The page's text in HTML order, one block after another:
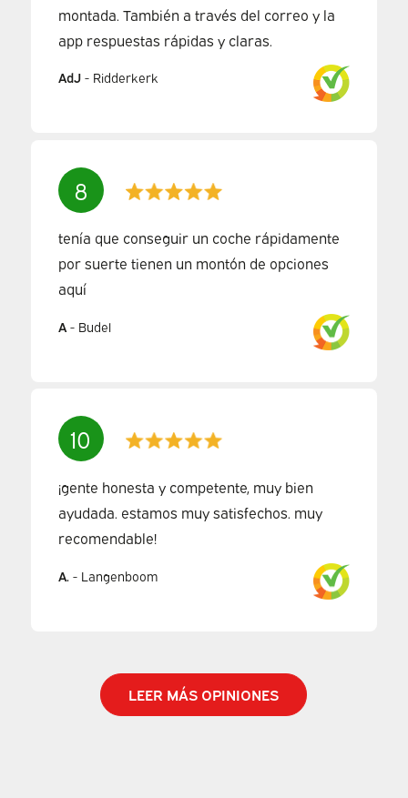
montada. También a través del correo y la
app respuestas rápidas y claras.
AdJ- Ridderkerk
8
tenía que conseguir un coche rápidamente
por suerte tienen un montón de opciones
aquí
A- Budel
10
¡gente honesta y competente, muy bien
ayudada. estamos muy satisfechos. muy
recomendable!
A. - Langenboom
LEER MÁS OPINIONES